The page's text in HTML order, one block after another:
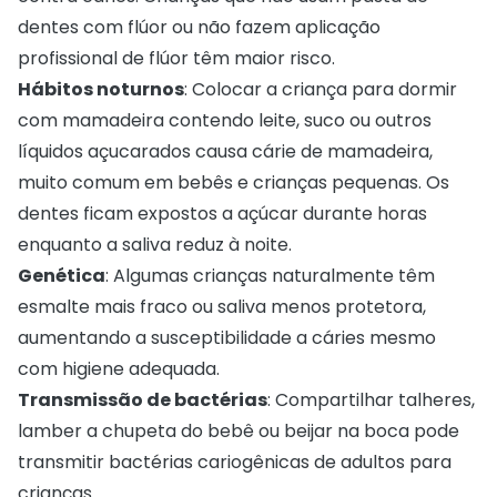
dentes com flúor ou não fazem aplicação
profissional de flúor têm maior risco.
Hábitos noturnos: Colocar a criança para dormir
com mamadeira contendo leite, suco ou outros
líquidos açucarados causa cárie de mamadeira,
muito comum em bebês e crianças pequenas. Os
dentes ficam expostos a açúcar durante horas
enquanto a saliva reduz à noite.
Genética: Algumas crianças naturalmente têm
esmalte mais fraco ou saliva menos protetora,
aumentando a susceptibilidade a cáries mesmo
com higiene adequada.
Transmissão de bactérias: Compartilhar talheres,
lamber a chupeta do bebê ou beijar na boca pode
transmitir bactérias cariogênicas de adultos para